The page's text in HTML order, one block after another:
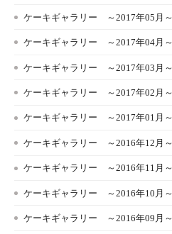
ケーキギャラリー ～2017年05月～
ケーキギャラリー ～2017年04月～
ケーキギャラリー ～2017年03月～
ケーキギャラリー ～2017年02月～
ケーキギャラリー ～2017年01月～
ケーキギャラリー ～2016年12月～
ケーキギャラリー ～2016年11月～
ケーキギャラリー ～2016年10月～
ケーキギャラリー ～2016年09月～